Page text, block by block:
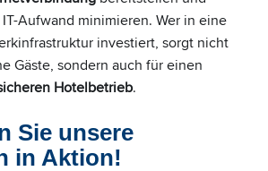
Aufwand minimieren. Wer in eine
investiert, sorgt nicht
Gäste, sondern auch für einen
Hotelbetrieb.
Sie unsere
in Aktion!